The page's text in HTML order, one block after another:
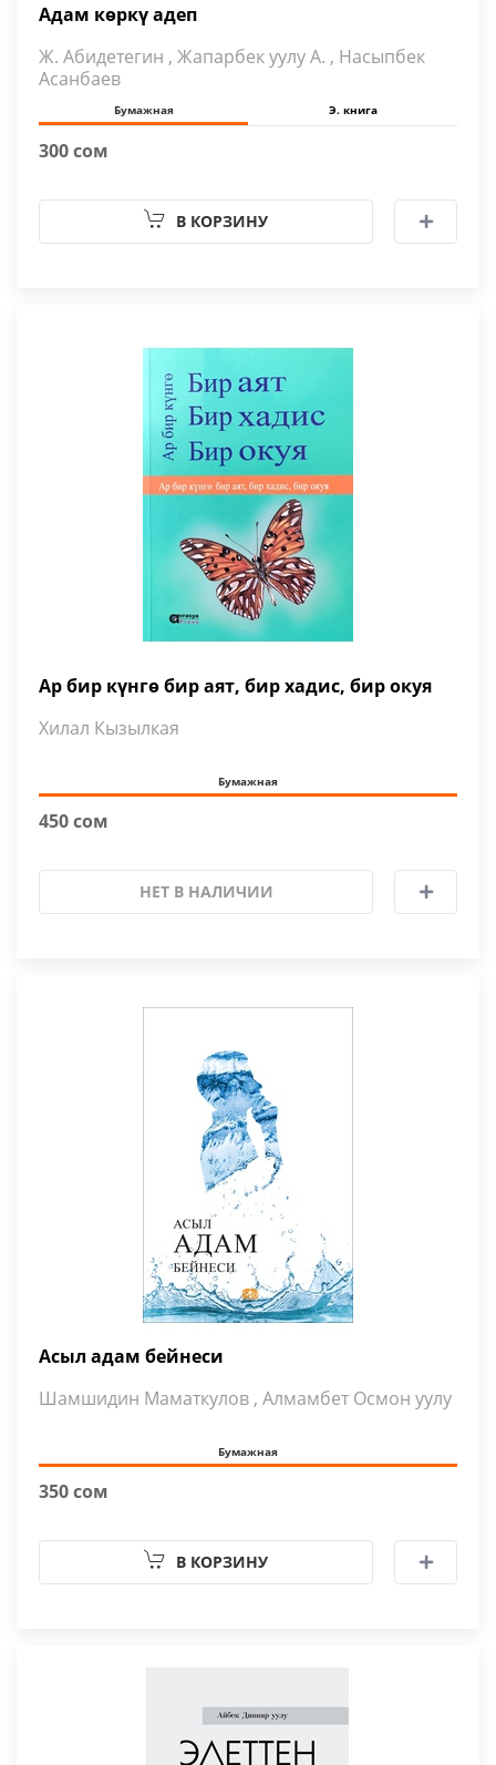
Адам көркү адеп
Ж. Абидетегин , Жапарбек уулу А. , Насыпбек
Асанбаев
Бумажная Э. книга
300 сом
В КОРЗИНУ
Ар бир күнгө бир аят, бир хадис, бир окуя
Хилал Кызылкая
Бумажная
450 сом
НЕТ В НАЛИЧИИ
Асыл адам бейнеси
Шамшидин Маматкулов , Алмамбет Осмон уулу
Бумажная
350 сом
В КОРЗИНУ